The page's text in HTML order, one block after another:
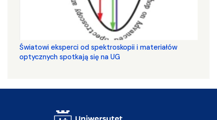
Światowi eksperci od spektroskopii i materiałów
optycznych spotkają się na UG